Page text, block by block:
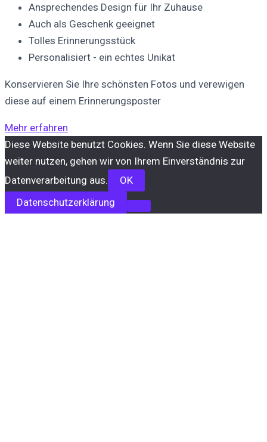
Ansprechendes Design für Ihr Zuhause
Auch als Geschenk geeignet
Tolles Erinnerungsstück
Personalisiert - ein echtes Unikat
Konservieren Sie Ihre schönsten Fotos und verewigen
diese auf einem Erinnerungsposter
Mehr erfahren
Diese Website benutzt Cookies. Wenn Sie diese Website
weiter nutzen, gehen wir von Ihrem Einverständnis zur
Datenverarbeitung aus.
OK
Datenschutzerklärung